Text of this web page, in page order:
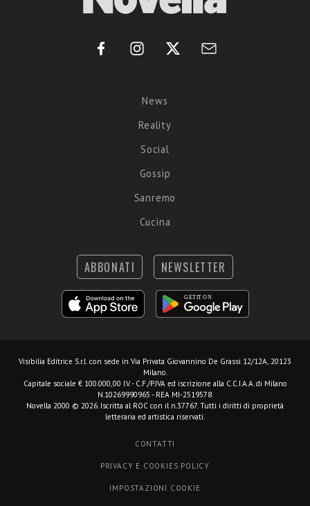
News
Reality
Social
Gossip
Sanremo
Cucina
ABBONATI NEWSLETTER
Visibilia Editrice S.r.l. con sede in Via Privata Giovannino De Grassi 12/12A, 20123
Milano.
Capitale sociale € 100.000,00 I.V. - C.F./P.IVA ed iscrizione alla C.C.I.A.A. di Milano
N.10269990965 - REA MI-2519578.
Novella 2000 © 2026. Iscritta al ROC con il n.37767. Tutti i diritti di proprietà
letteraria ed artistica riservati.
CONTATTI
PRIVACY E COOKIES POLICY
IMPOSTAZIONI COOKIE